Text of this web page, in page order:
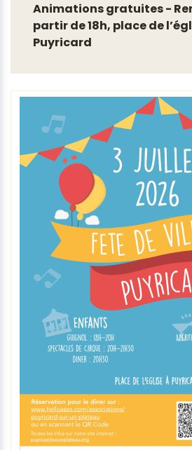
Animations gratuites -
partir de 18h, place de
Puyricard